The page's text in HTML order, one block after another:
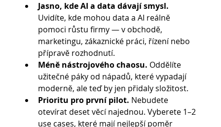
Jasno, kde AI a data dávají smysl.
Uvidíte, kde mohou data a AI reálně
pomoci růstu firmy — v obchodě,
marketingu, zákaznické práci, řízení nebo
přípravě rozhodnutí.
Méně nástrojového chaosu. Oddělíte
užitečné páky od nápadů, které vypadají
moderně, ale teď by jen přidaly složitost.
Prioritu pro první pilot. Nebudete
otevírat deset věcí najednou. Vyberete 1–2
use cases, které mají nejlepší poměr